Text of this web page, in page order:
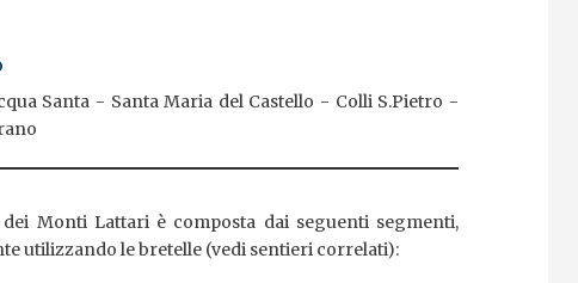
Santa Santa Maria del Castello
Colli S.Pietro
dei Monti Lattari è composta dai seguenti segmenti,
utilizzando le bretelle (vedi sentieri correlati):